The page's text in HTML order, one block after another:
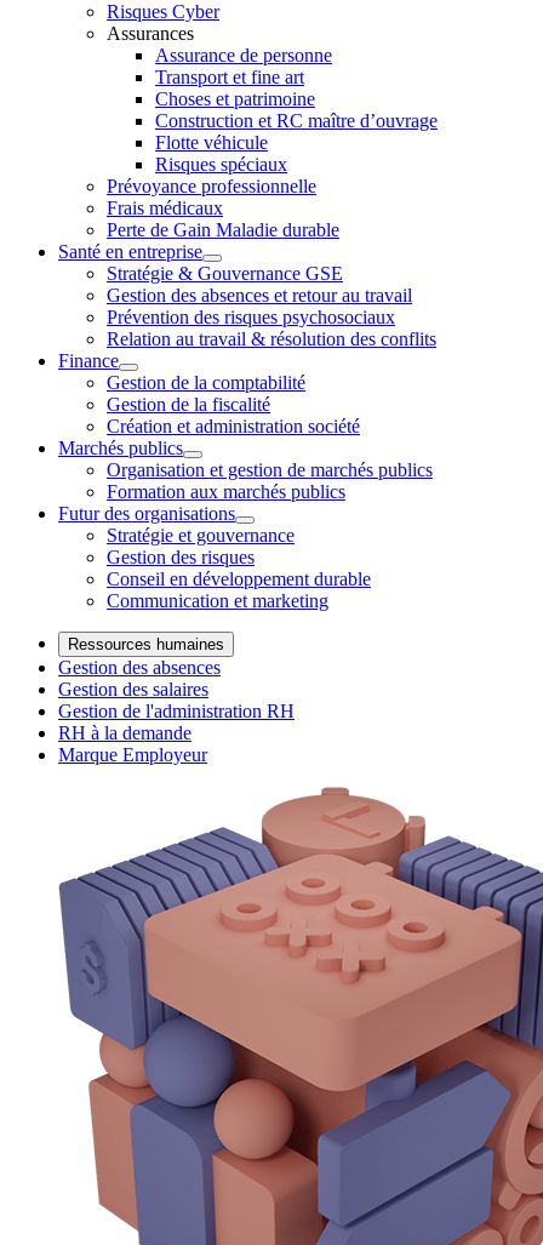
Risques Cyber
Assurances
Assurance de personne
Transport et fine art
Choses et patrimoine
Construction et RC maître d’ouvrage
Flotte véhicule
Risques spéciaux
Prévoyance professionnelle
Frais médicaux
Perte de Gain Maladie durable
Santé en entreprise
Stratégie & Gouvernance GSE
Gestion des absences et retour au travail
Prévention des risques psychosociaux
Relation au travail & résolution des conflits
Finance
Gestion de la comptabilité
Gestion de la fiscalité
Création et administration société
Marchés publics
Organisation et gestion de marchés publics
Formation aux marchés publics
Futur des organisations
Stratégie et gouvernance
Gestion des risques
Conseil en développement durable
Communication et marketing
Ressources humaines
Gestion des absences
Gestion des salaires
Gestion de l'administration RH
RH à la demande
Marque Employeur